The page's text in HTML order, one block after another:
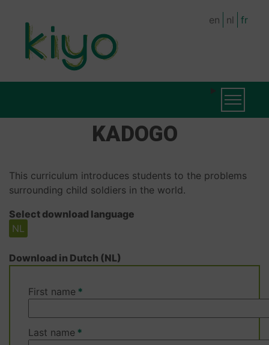
content
en nl fr
NAVIGATION
2)
NAVIGATION
Toggle
KADOGO
This curriculum introduces students to the problems
surrounding child soldiers in the world.
Select download language
NL
Download in Dutch (NL)
First name
Last name